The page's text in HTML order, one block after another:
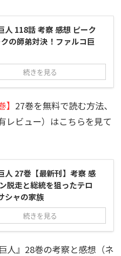
人 118話 考察 感想 ピーク
の師弟対決！ファルコ巨
続きを見る
】 27巻を無料で読む方法、
レビュー）はこちらを見て
人 27巻【最新刊】考察 感
脱走と総統を狙ったテロ
シャの家族
続きを見る
人』28巻の考察と感想（ネ